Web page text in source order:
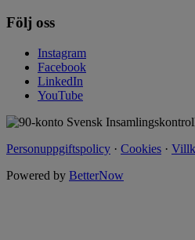
Följ oss
Instagram
Facebook
LinkedIn
YouTube
Personuppgiftspolicy · Cookies ·
Powered by BetterNow